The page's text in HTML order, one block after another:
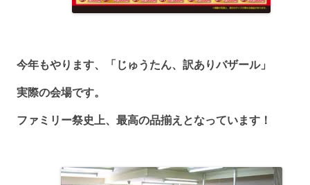
今年もやります、「じゅうたん、訳ありバザール」
実際の会場です。
ファミリー祭史上、最高の品揃えとなっています！